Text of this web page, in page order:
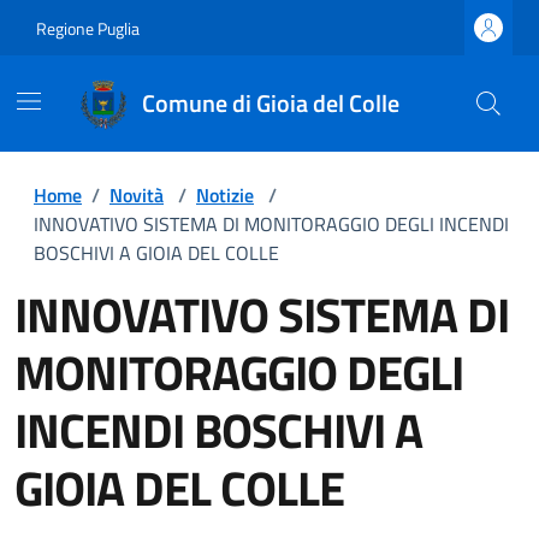
Regione Puglia
Comune di Gioia del Colle
Home / Novità / Notizie /
INNOVATIVO SISTEMA DI MONITORAGGIO DEGLI INCENDI
BOSCHIVI A GIOIA DEL COLLE
INNOVATIVO SISTEMA DI
MONITORAGGIO DEGLI
INCENDI BOSCHIVI A
GIOIA DEL COLLE